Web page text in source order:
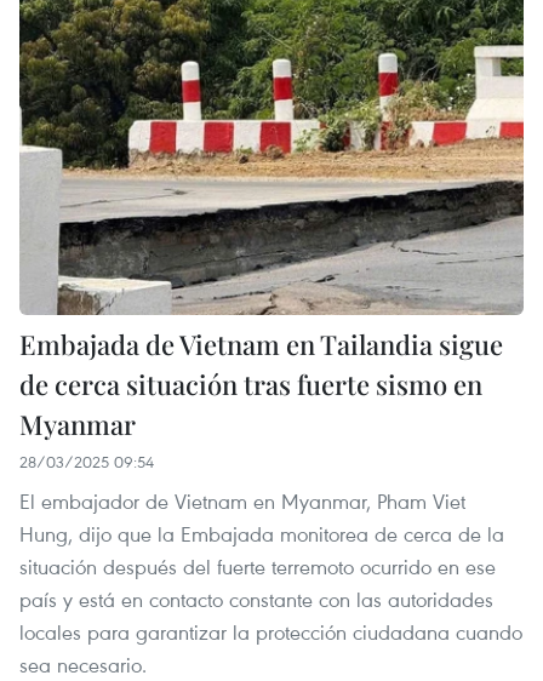
Embajada de Vietnam en Tailandia sigue
de cerca situación tras fuerte sismo en
Myanmar
28/03/2025 09:54
El embajador de Vietnam en Myanmar, Pham Viet
Hung, dijo que la Embajada monitorea de cerca de la
situación después del fuerte terremoto ocurrido en ese
país y está en contacto constante con las autoridades
locales para garantizar la protección ciudadana cuando
sea necesario.